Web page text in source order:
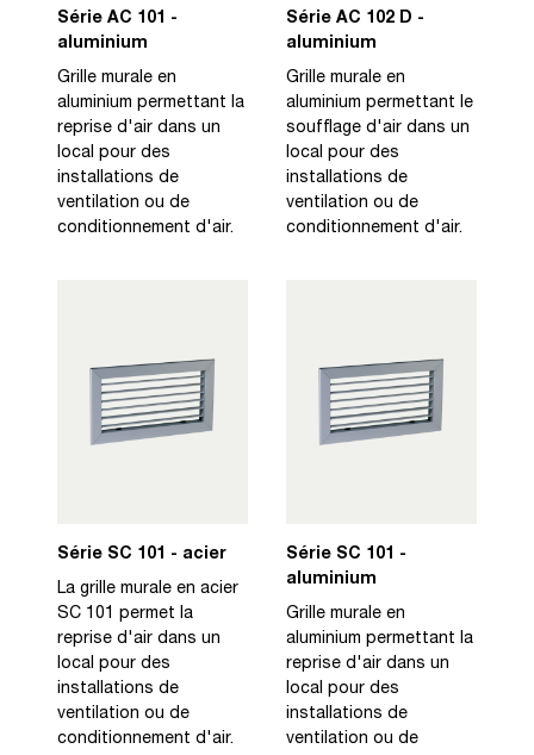
Série AC 101 -
aluminium
Grille murale en
aluminium permettant la
reprise d'air dans un
local pour des
installations de
ventilation ou de
conditionnement d'air.
Série AC 102 D -
aluminium
Grille murale en
aluminium permettant le
soufflage d'air dans un
local pour des
installations de
ventilation ou de
conditionnement d'air.
Série SC 101 - acier
La grille murale en acier
SC 101 permet la
reprise d'air dans un
local pour des
installations de
ventilation ou de
conditionnement d'air.
Série SC 101 -
aluminium
Grille murale en
aluminium permettant la
reprise d'air dans un
local pour des
installations de
ventilation ou de